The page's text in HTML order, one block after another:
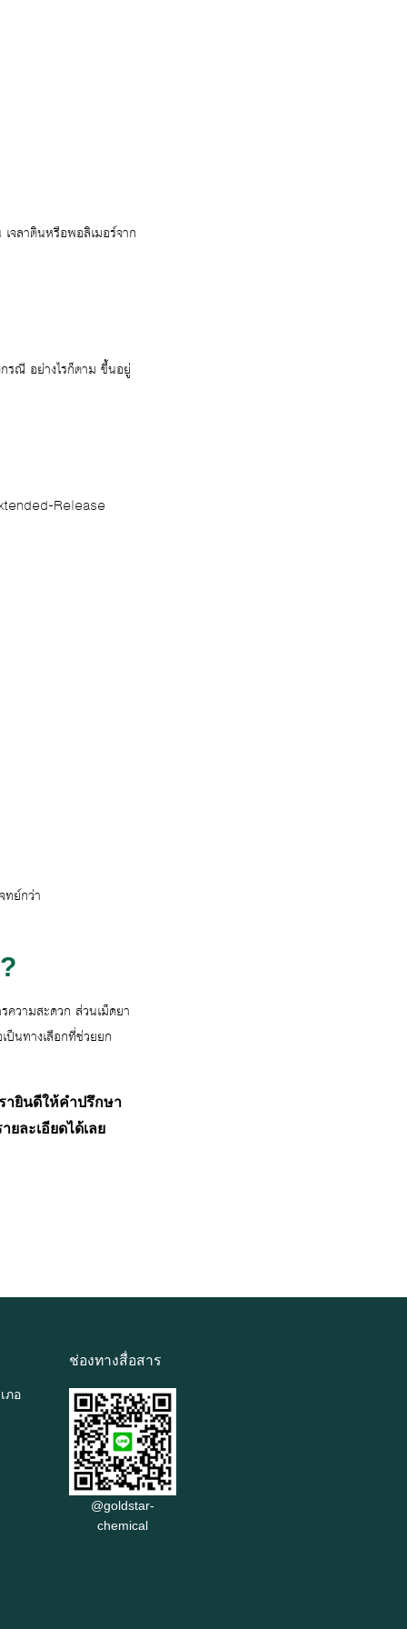
จลาตินหรือพอลิเมอร์จาก
รณี อย่างไรก็ตาม ขึ้นอยู่
Release
ทย์กว่า
วามสะดวก ส่วนเม็ดยา
ป็นทางเลือกที่ช่วยยก
ายินดีให้คำปรึกษา
ละเอียดได้เลย
ภอ
ช่องทางสื่อสาร
@goldstar-
chemical